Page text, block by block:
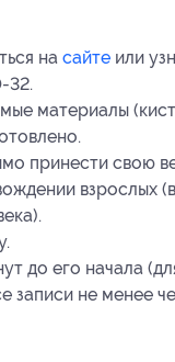
на сайте или
32.
материалы
принести свою
взрослых
до его начала
не менее